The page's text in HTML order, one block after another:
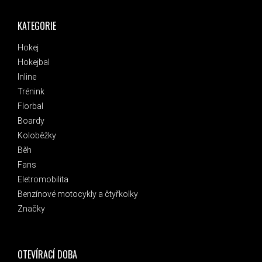
KATEGORIE
Hokej
Hokejbal
Inline
Trénink
Florbal
Boardy
Koloběžky
Běh
Fans
Eletromobilita
Benzínové motocykly a čtyřkolky
Značky
OTEVÍRACÍ DOBA